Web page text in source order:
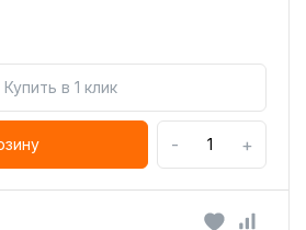
Купить в 1 клик
- +